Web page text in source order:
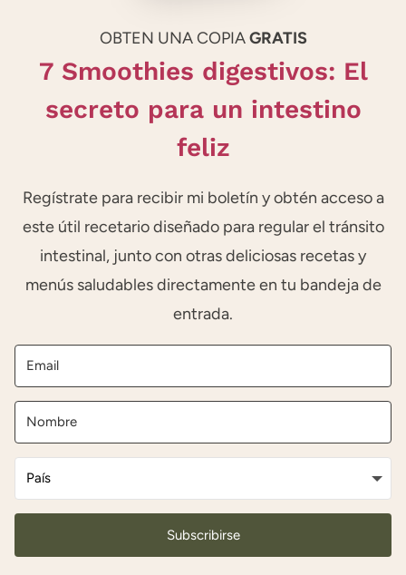
OBTEN UNA COPIAGRATIS
7 Smoothies digestivos: El
secreto para un intestino
feliz
Regístrate para recibir mi boletín y obtén acceso a
este útil recetario diseñado para regular el tránsito
intestinal, junto con otras deliciosas recetas y
menús saludables directamente en tu bandeja de
entrada.
Subscribirse